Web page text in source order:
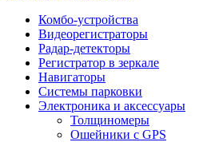
Комбо-устройства
Видеорегистраторы
Радар-детекторы
Регистратор в зеркале
Навигаторы
Системы парковки
Электроника и аксессуары
Толщиномеры
Ошейники с GPS